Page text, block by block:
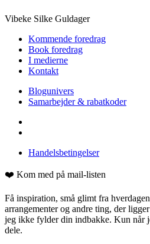
Vibeke Silke Guldager
Kommende foredrag
Book foredrag
I medierne
Kontakt
Blogunivers
Samarbejder & rabatkoder
Handelsbetingelser
❤️ Kom med på mail-listen
Få inspiration, små glimt fra
arrangementer og andre ting, der
jeg ikke fylder din indbakke. Kun når
dele.